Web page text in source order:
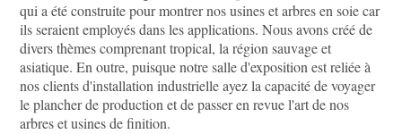
qui a été construite pour montrer nos usines et arbres en soie car
ils seraient employés dans les applications. Nous avons créé de
divers thèmes comprenant tropical, la région sauvage et
asiatique. En outre, puisque notre salle d'exposition est reliée à
nos clients d'installation industrielle ayez la capacité de voyager
le plancher de production et de passer en revue l'art de nos
arbres et usines de finition.